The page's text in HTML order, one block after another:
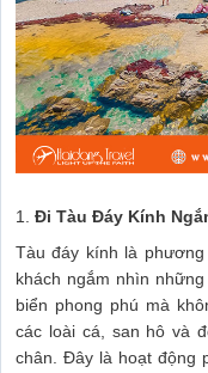
1. Đi Tàu Đáy Kính
Tàu đáy kính là
khách ngắm nhìn
biển phong phú mà
các loài cá, san hô và
chân. Đây là hoạt động